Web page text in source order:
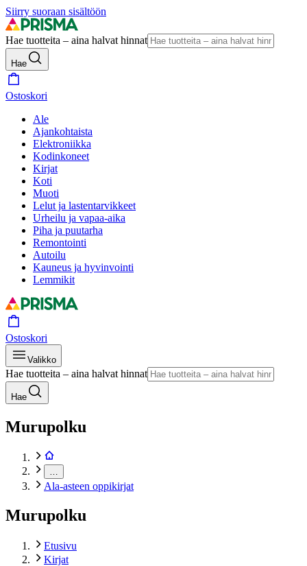
Siirry suoraan sisältöön
Hae tuotteita – aina halvat hinnat
Hae
Ostoskori
Ale
Ajankohtaista
Elektroniikka
Kodinkoneet
Kirjat
Koti
Muoti
Lelut ja lastentarvikkeet
Urheilu ja vapaa-aika
Piha ja puutarha
Remontointi
Autoilu
Kauneus ja hyvinvointi
Lemmikit
Ostoskori
Valikko
Hae tuotteita – aina halvat hinnat
Hae
Murupolku
Ala-asteen oppikirjat
Murupolku
Etusivu
Kirjat